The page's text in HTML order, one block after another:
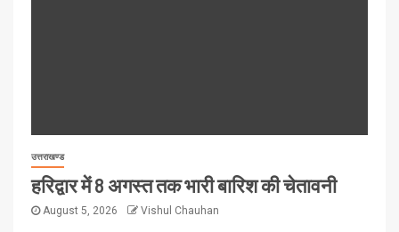
उत्तराखण्ड
हरिद्वार में 8 अगस्त तक भारी बारिश की चेतावनी
August 5, 2026 Vishul Chauhan